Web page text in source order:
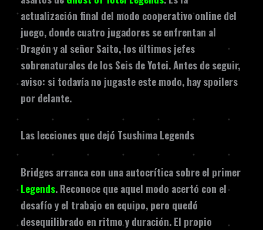
actualización final del modo cooperativo online del
juego, donde cuatro jugadores se enfrentan al
Dragón y al señor Saito, los últimos jefes
sobrenaturales de los Seis de Yotei. Antes de seguir,
aviso: si todavía no jugaste este modo, hay spoilers
por delante.
Las lecciones que dejó Tsushima Legends
Bridges arranca con una autocrítica sobre el primer
Legends. Reconoce que aquel modo acertó con el
desafío y el trabajo en equipo, pero quedó
desequilibrado en ritmo y duración. El propio